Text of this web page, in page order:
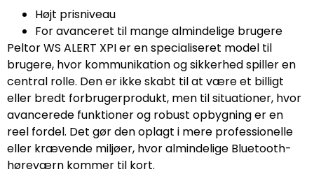
Højt prisniveau
For avanceret til mange almindelige brugere
Peltor WS ALERT XPI er en specialiseret model til
brugere, hvor kommunikation og sikkerhed spiller en
central rolle. Den er ikke skabt til at være et billigt
eller bredt forbrugerprodukt, men til situationer, hvor
avancerede funktioner og robust opbygning er en
reel fordel. Det gør den oplagt i mere professionelle
eller krævende miljøer, hvor almindelige Bluetooth-
høreværn kommer til kort.